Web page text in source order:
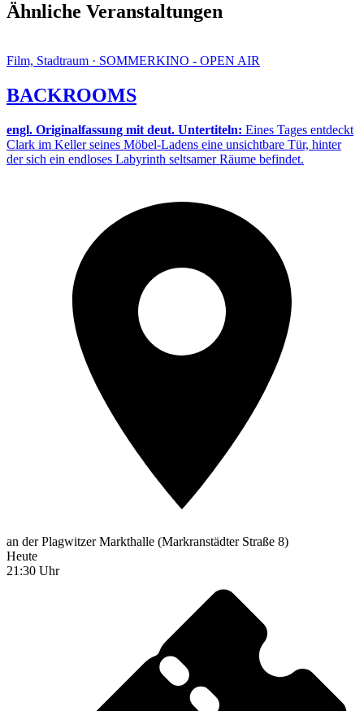
Ähnliche Veranstaltungen
Film, Stadtraum · SOMMERKINO - OPEN AIR
BACKROOMS
engl. Originalfassung mit deut. Untertiteln: Eines Tages entdeckt
Clark im Keller seines Möbel-Ladens eine unsichtbare Tür, hinter
der sich ein endloses Labyrinth seltsamer Räume befindet.
an der Plagwitzer Markthalle (Markranstädter Straße 8)
Heute
21:30 Uhr